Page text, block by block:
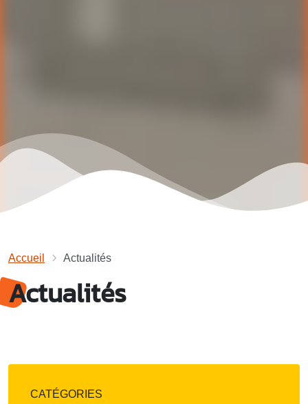
Accueil Actualités
Actualités
CATÉGORIES